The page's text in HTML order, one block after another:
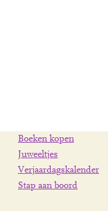
Boeken kopen
Juweeltjes
Verjaardagskalender
Stap aan boord